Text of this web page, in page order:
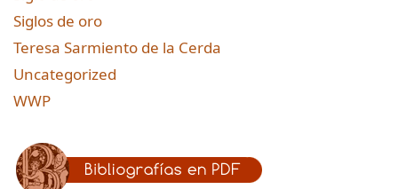
Siglos de oro
Teresa Sarmiento de la Cerda
Uncategorized
WWP